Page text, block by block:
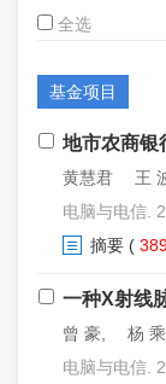
全选
基金项目
地市农商
黄慧君 王
电脑与电信.
摘要 (
一种X射线
曾 豪, 杨 乘,
电脑与电信.